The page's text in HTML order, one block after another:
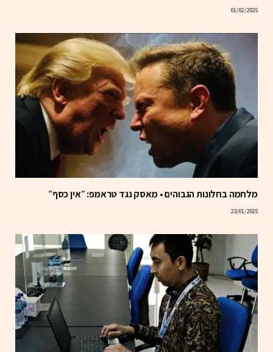
01/02/2025
מלחמה בחלונות הגבוהים • מאסק נגד טראמפ: ״אין כסף״
23/01/2025